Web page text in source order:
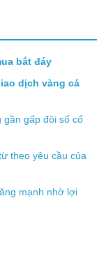
bắt đáy
dịch vàng cá
gấp đôi số cổ
theo yêu cầu của
mạnh nhờ lợi